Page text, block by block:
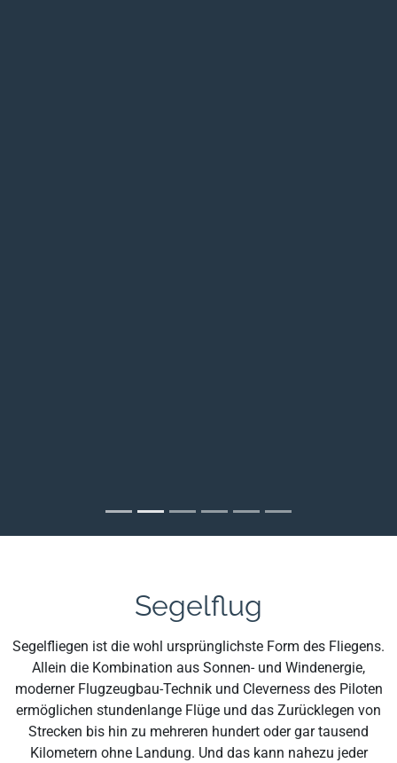
Segelflug
Segelfliegen ist die wohl ursprünglichste Form des Fliegens.
Allein die Kombination aus Sonnen- und Windenergie,
moderner Flugzeugbau-Technik und Cleverness des Piloten
ermöglichen stundenlange Flüge und das Zurücklegen von
Strecken bis hin zu mehreren hundert oder gar tausend
Kilometern ohne Landung. Und das kann nahezu jeder